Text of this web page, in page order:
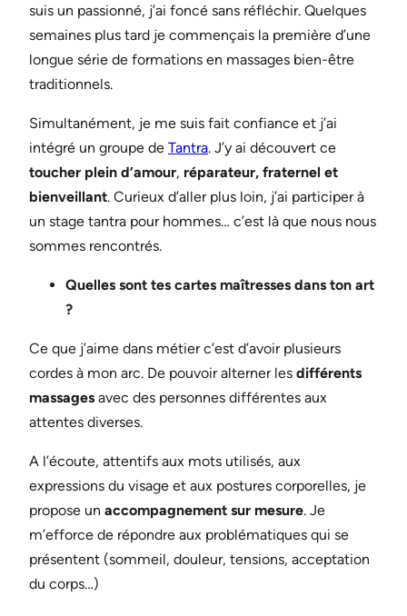
suis un passionné, j’ai foncé sans réfléchir. Quelques
semaines plus tard je commençais la première d’une
longue série de formations en massages bien-être
traditionnels.
Simultanément, je me suis fait confiance et j’ai
intégré un groupe de Tantra. J’y ai découvert ce
toucher plein d’amour, réparateur, fraternel et
bienveillant. Curieux d’aller plus loin, j’ai participer à
un stage tantra pour hommes… c’est là que nous nous
sommes rencontrés.
Quelles sont tes cartes maîtresses dans ton art
?
Ce que j’aime dans métier c’est d’avoir plusieurs
cordes à mon arc. De pouvoir alterner les différents
massages avec des personnes différentes aux
attentes diverses.
A l’écoute, attentifs aux mots utilisés, aux
expressions du visage et aux postures corporelles, je
propose un accompagnement sur mesure. Je
m’efforce de répondre aux problématiques qui se
présentent (sommeil, douleur, tensions, acceptation
du corps…)